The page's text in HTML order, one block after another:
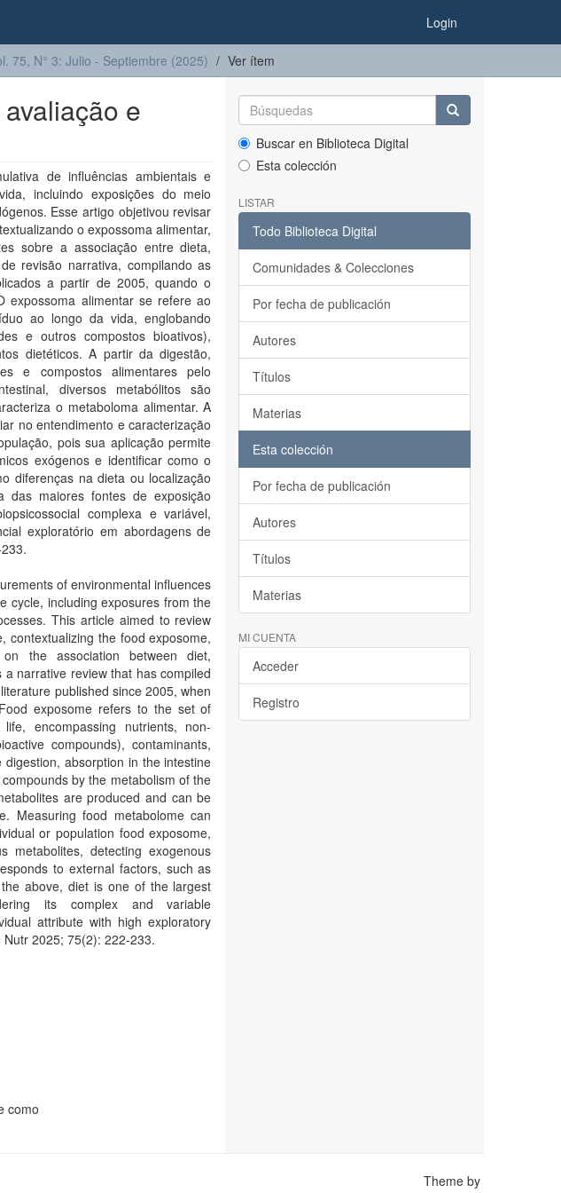
Login
75, N° 3: Julio - Septiembre (2025) Ver ítem
e
de influências ambientais e
incluindo exposições do meio
Esse artigo objetivou revisar
o expossoma alimentar,
sobre a associação entre dieta,
revisão narrativa, compilando as
a partir de 2005, quando o
expossoma alimentar se refere ao
ao longo da vida, englobando
e outros compostos bioativos),
dietéticos. A partir da digestão,
e compostos alimentares pelo
diversos metabólitos são
o metaboloma alimentar. A
no entendimento e caracterização
pois sua aplicação permite
exógenos e identificar como o
diferenças na dieta ou localização
maiores fontes de exposição
complexa e variável,
exploratório em abordagens de
of environmental influences
cycle, including exposures from the
This article aimed to review
contextualizing the food exposome,
the association between diet,
narrative review that has compiled
published since 2005, when
exposome refers to the set of
encompassing nutrients, non-
compounds), contaminants,
absorption in the intestine
by the metabolism of the
are produced and can be
Measuring food metabolome can
or population food exposome,
metabolites, detecting exogenous
to external factors, such as
above, diet is one of the largest
its complex and variable
attribute with high exploratory
2025; 75(2): 222-233.
como
Buscar en Biblioteca Digital
Esta colección
LISTAR
Todo Biblioteca Digital
Comunidades & Colecciones
Por fecha de publicación
Autores
Títulos
Materias
Esta colección
Por fecha de publicación
Autores
Títulos
Materias
MI CUENTA
Acceder
Registro
Theme by